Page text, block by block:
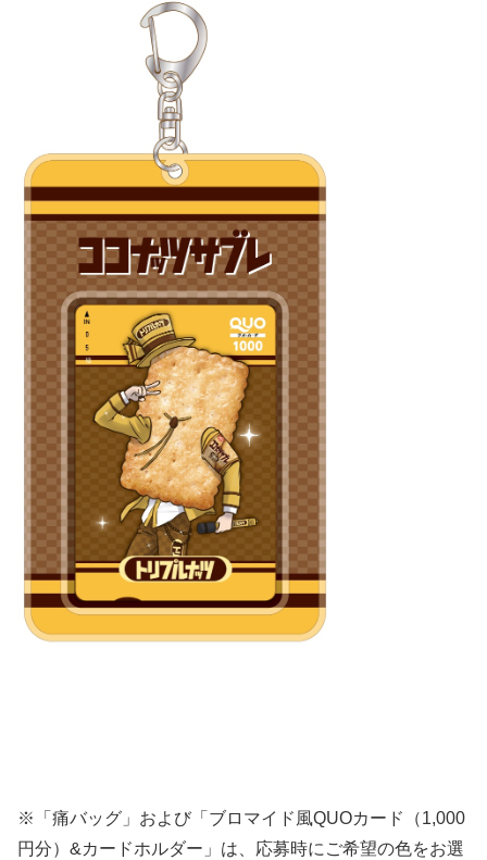
※「痛バッグ」および「ブロマイド風QUOカード（1,000
円分）&カードホルダー」は、応募時にご希望の色をお選